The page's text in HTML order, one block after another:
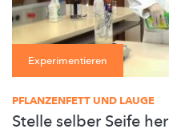
Experimentieren
PFLANZENFETT UND LAUGE
Stelle selber Seife her